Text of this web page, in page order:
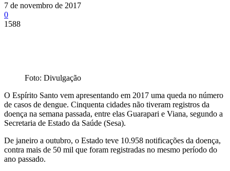
7 de novembro de 2017
0
1588
Foto: Divulgação
O Espírito Santo vem apresentando em 2017 uma queda no número
de casos de dengue. Cinquenta cidades não tiveram registros da
doença na semana passada, entre elas Guarapari e Viana, segundo a
Secretaria de Estado da Saúde (Sesa).
De janeiro a outubro, o Estado teve 10.958 notificações da doença,
contra mais de 50 mil que foram registradas no mesmo período do
ano passado.